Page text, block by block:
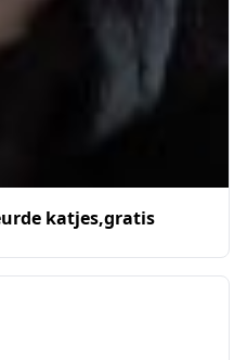
katjes,gratis